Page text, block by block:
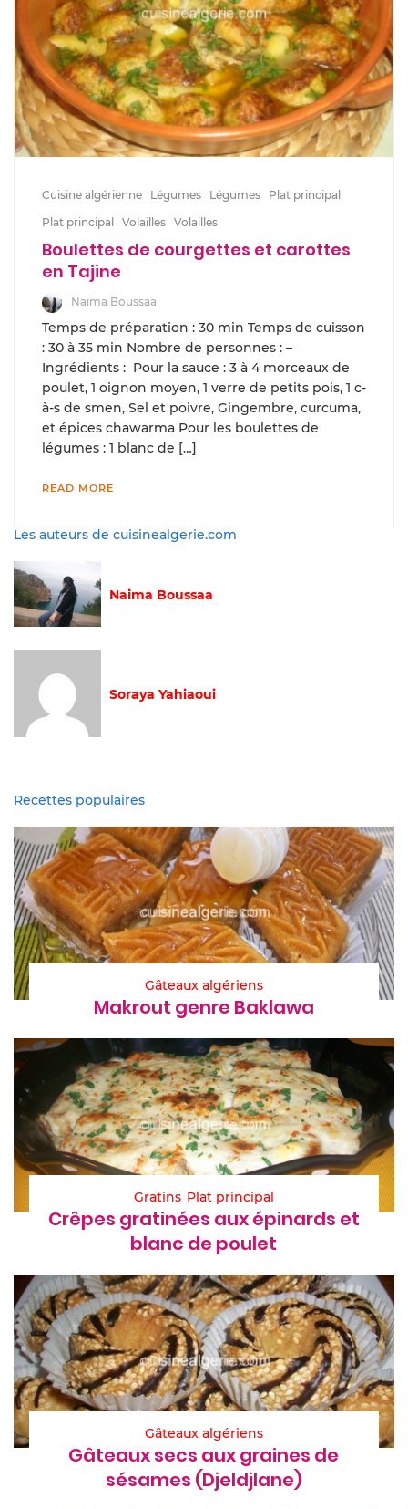
Cuisine algérienne Légumes Légumes
Plat principal
Plat principal
Volailles Volailles
Boulettes de courgettes et carottes
en Tajine
Naima Boussaa
Temps de préparation : 30 min Temps de cuisson
: 30 à 35 min Nombre de personnes : –
Ingrédients : Pour la sauce : 3 à 4 morceaux de
poulet, 1 oignon moyen, 1 verre de petits pois, 1 c-
à-s de smen, Sel et poivre, Gingembre, curcuma,
et épices chawarma Pour les boulettes de
légumes : 1 blanc de […]
READ MORE
Les auteurs de cuisinealgerie.com
Naima Boussaa
Soraya Yahiaoui
Recettes populaires
Gâteaux algériens
Makrout genre Baklawa
Gratins Plat principal
Crêpes gratinées aux épinards et
blanc de poulet
Gâteaux algériens
Gâteaux secs aux graines de
sésames (Djeldjlane)